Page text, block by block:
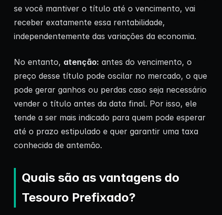
se você mantiver o título até o vencimento, vai
receber exatamente essa rentabilidade,
independentemente das variações da economia.
No entanto, atenção: antes do vencimento, o
preço desse título pode oscilar no mercado, o que
pode gerar ganhos ou perdas caso seja necessário
vender o título antes da data final. Por isso, ele
tende a ser mais indicado para quem pode esperar
até o prazo estipulado e quer garantir uma taxa
conhecida de antemão.
Quais são as vantagens do
Tesouro Prefixado?